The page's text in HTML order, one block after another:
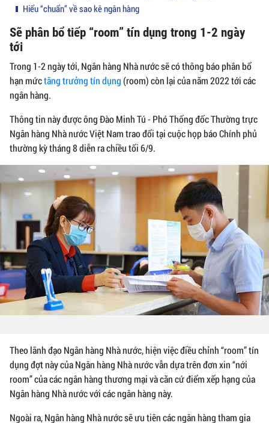
Hiểu “chuẩn” về sao kê ngân hàng
Sẽ phân bổ tiếp “room” tín dụng trong 1-2 ngày
tới
Trong 1-2 ngày tới, Ngân hàng Nhà nước sẽ có thông báo phân bổ
hạn mứctăng trưởng tín dụng (room) còn lại của năm 2022 tới các
ngân hàng.
Thông tin này được ông Đào Minh Tú - Phó Thống đốc Thường trực
Ngân hàng Nhà nước Việt Nam trao đổi tại cuộc họp báo Chính phủ
thường kỳ tháng 8 diễn ra chiều tối 6/9.
Theo lãnh đạo Ngân hàng Nhà nước, hiện việc điều chỉnh “room” tín
dụng đợt này của Ngân hàng Nhà nước vẫn dựa trên đơn xin “nới
room” của các ngân hàng thương mại và căn cứ điểm xếp hạng của
Ngân hàng Nhà nước với các ngân hàng này.
Ngoài ra, Ngân hàng Nhà nước sẽ ưu tiên các ngân hàng tham gia